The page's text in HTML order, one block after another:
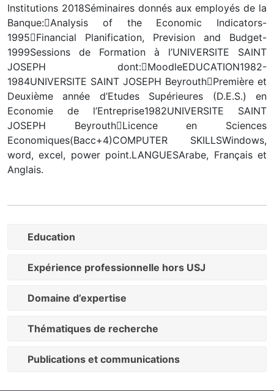
Institutions 2018Séminaires donnés aux employés de la
Banque:Analysis of the Economic Indicators-
1995Financial Planification, Prevision and Budget-
1999Sessions de Formation à l’UNIVERSITE SAINT
JOSEPH dont:MoodleEDUCATION1982-
1984UNIVERSITE SAINT JOSEPH BeyrouthPremière et
Deuxième année d’Etudes Supérieures (D.E.S.) en
Economie de l’Entreprise1982UNIVERSITE SAINT
JOSEPH BeyrouthLicence en Sciences
Economiques(Bacc+4)COMPUTER SKILLSWindows,
word, excel, power point.LANGUESArabe, Français et
Anglais.
Education
Expérience professionnelle hors USJ
Domaine d’expertise
Thématiques de recherche
Publications et communications